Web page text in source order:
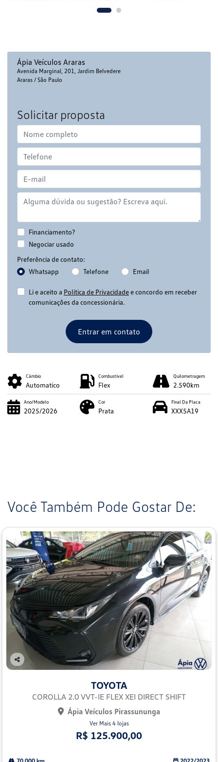
Ápia Veículos Araras
Avenida Marginal, 201, Jardim Belvedere
Araras / São Paulo
Solicitar proposta
Financiamento?
Negociar usado
Preferência de contato:
Whatsapp
Telefone Email
Li e aceito a Política de Privacidadee concordo em receber
comunicações da concessionária.
Entrar em contato
Câmbio
Automatico
Combustível
Flex
Quilometragem
2.590km
Ano/Modelo
2025/2026
Cor
Prata
Final Da Placa
XXX5A19
Você Também Pode Gostar De:
Co
TOYOTA
COROLLA 2.0 VVT-IE FLEX XEI DIRECT SHIFT
Ápia Veículos Pirassununga
Ver Mais 4 lojas
R$ 125.900,00